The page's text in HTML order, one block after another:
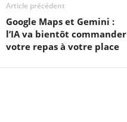
Article précédent
Google Maps et Gemini :
l’IA va bientôt commander
votre repas à votre place